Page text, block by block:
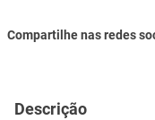
Descrição